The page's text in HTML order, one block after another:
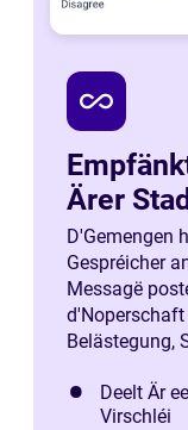
all_inclusive
Ärer
D'Gemengen
Gespréicher
Messagë
d'Noperschaft
Belästegung,
Deelt Är
Virschléi